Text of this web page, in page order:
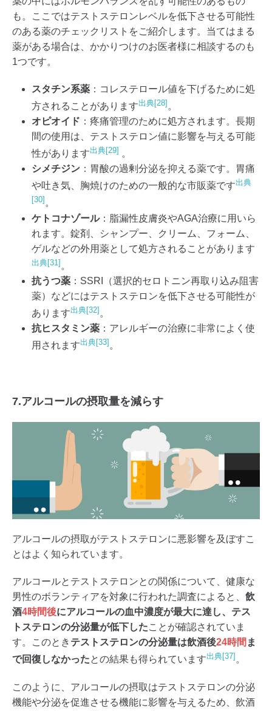
も。ここではテストステロンレベルを低下させる可能性
のある薬のチェックリストをご紹介します。当てはまる
薬がある場合は、かかりつけのお医者様に相談するのも
1つです。
スタチン系薬 ：コレステロール値を下げるために処
方されることがあります出典[28] 。
オピオイド ：疼痛管理のために処方されます。長期
間の使用は、テストステロン値に影響を与える可能
性があります出典[29] 。
シメチジン ：胃酸の過剰分泌を抑える薬です。胃痛
や吐き気、胸焼けのための一般的な市販薬です出典
[30] 。
ケトコナゾール：脂漏性皮膚炎やAGA治療に用いら
れます。錠剤、シャンプー、クリーム、フォーム、
ゲルなどの外用薬として処方されることがあります
出典[31] 。
抗うつ薬 ：SSRI（選択的セロトニン再取り込み阻害
薬）などにはテストステロンを低下させる可能性が
あります出典[32] 。
抗ヒスタミン薬 ：アレルギーの治療に非常によく使
用されます出典[33] 。
7.アルコールの摂取量を減らす
アルコールの摂取がテストステロンに悪影響を及ぼすこ
とはよく知られています。
アルコールとテストステロンとの関係について、健康な
男性のボランティアを対象に行われた調査によると、 飲
酒4時間後にアルコールの血中濃度が最大に達し、テス
トステロンの分泌量が低下したことが確認されていま
す。このとき テストステロンの分泌量は飲酒後24時間 ま
で回復しなかったとの結果も得られています出典[37] 。
このように、アルコールの摂取はテストステロンの分泌
機能や分泌を促進させる機能に影響を与えるため、飲酒